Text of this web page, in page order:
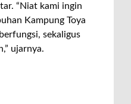
“Niat kami ingin
Kampung Toya
sekaligus
ujarnya.